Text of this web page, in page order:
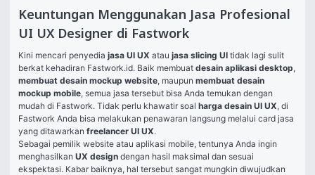
Keuntungan Menggunakan Jasa Profesional
UI UX Designer di Fastwork
Kini mencari penyedia jasa UI UX atau jasa slicing UI tidak lagi sulit
berkat kehadiran Fastwork.id. Baik membuat desain aplikasi desktop
membuat desain mockup website, maupun membuat desain
mockup mobile, semua jasa tersebut bisa Anda temukan dengan
mudah di Fastwork. Tidak perlu khawatir soal harga desain UI UX, di
Fastwork Anda bisa melakukan penawaran langsung melalui card jasa
yang ditawarkan freelancer UI UX.
Sebagai pemilik website atau aplikasi mobile, tentunya Anda ingin
menghasilkan UX design dengan hasil maksimal dan sesuai
ekspektasi. Kabar baiknya, hal tersebut sangat mungkin diwujudkan